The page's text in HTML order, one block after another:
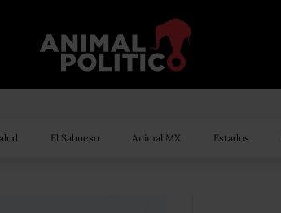
El Sabueso Animal MX Estados